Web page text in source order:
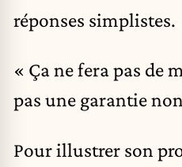
réponses simplistes.
« Ça ne fera pas de
pas une garantie
Pour illustrer son